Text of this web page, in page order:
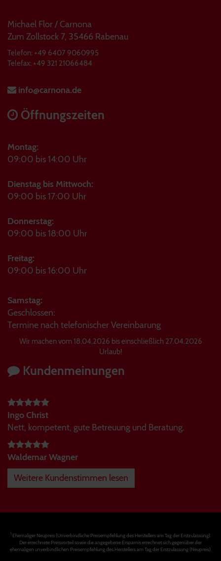
Michael Flor / Carnona
Zum Zollstock 7, 35466 Rabenau
Telefon: +49 6407 9060995
Telefax: +49 321 21066484
info@carnona.de
Öffnungszeiten
Montag:
09:00 bis 14:00 Uhr
Dienstag bis Mittwoch:
09:00 bis 17:00 Uhr
Donnerstag:
09:00 bis 18:00 Uhr
Freitag:
09:00 bis 16:00 Uhr
Samstag:
Geschlossen:
Termine nach telefonischer Vereinbarung
Wir machen vom 18.04.2026 bis einschließlich 27.04.2026
Urlaub!
Kundenmeinungen
Ingo Christ
Nett, kompetent, gute Betreuung und Beratung.
Waldemar Wagner
Weitere Kundenstimmen lesen
1Ehemaliger Neupreis (Unverbindliche Preisempfehlung des Herstellers am Tag der Erstzulassung).
Der errechnete Preisvorteil sowie die angegebene Ersparnis errechnet sich gegenüber der
ehemaligen unverbindlichen Preisempfehlung des Herstellers am Tag der Erstzulassung (Neupreis).